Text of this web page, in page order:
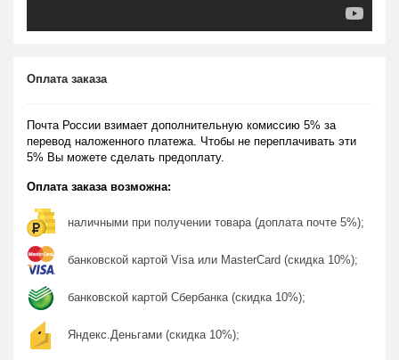
Оплата заказа
Почта России взимает дополнительную комиссию 5% за
перевод наложенного платежа. Чтобы не переплачивать эти
5% Вы можете сделать предоплату.
Оплата заказа возможна:
наличными при получении товара (доплата почте 5%);
банковской картой Visa или MasterCard (скидка 10%);
банковской картой Сбербанка (скидка 10%);
Яндекс.Деньгами (скидка 10%);